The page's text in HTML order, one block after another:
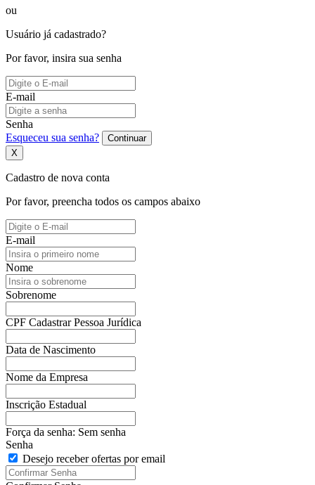
ou
Usuário já cadastrado?
Por favor, insira sua senha
E-mail
Senha
Esqueceu sua senha?
Continuar
X
Cadastro de nova conta
Por favor, preencha todos os campos abaixo
E-mail
Nome
Sobrenome
CPF Cadastrar Pessoa Jurídica
Data de Nascimento
Nome da Empresa
Inscrição Estadual
Força da senha: Sem senha
Senha
Desejo receber ofertas por email